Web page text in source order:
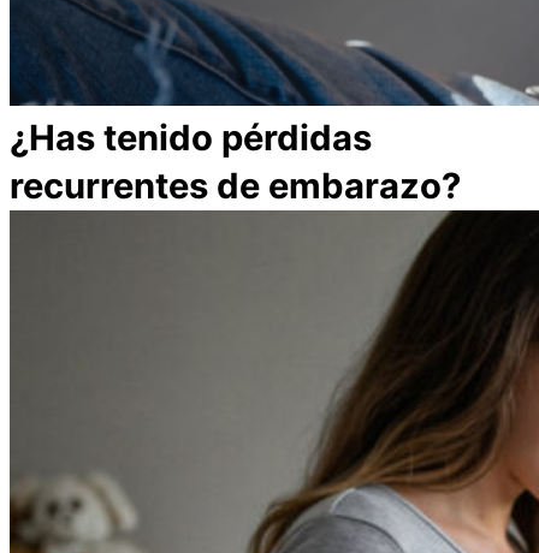
¿Has tenido pérdidas
recurrentes de embarazo?